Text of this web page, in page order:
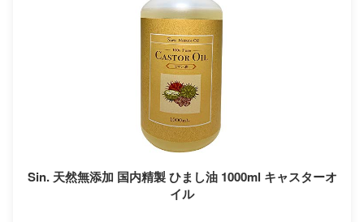
Sin. 天然無添加 国内精製 ひまし油 1000ml キャスターオ
イル